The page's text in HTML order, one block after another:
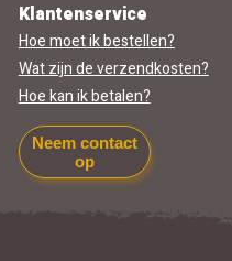
Klantenservice
Hoe moet ik bestellen?
Wat zijn de verzendkosten?
Hoe kan ik betalen?
Neem contact
op